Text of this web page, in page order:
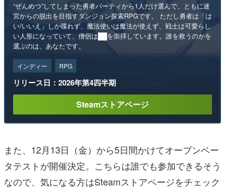
“ぜんめつ”してしまった勇者パーティから1人だけ選んで、ともに迷
宮からの脱出を目指すダンジョン探索RPGです。 ただし勇者は「は
い/いいえ」しか喋れず、魔法使いは魔法が使えず、戦士は可愛らし
い人形になっていて、僧侶は██を崇拝しています。誰を救うのかを
選ぶのは、あなたです。
インディー RPG
リリース日：2026年第4四半期
Steamストアページ
また、12月13日（金）から5日間かけてオープンベー
タテストが開催決定。こちらは誰でも参加できるそう
なので、気になる方はSteamストアページをチェック